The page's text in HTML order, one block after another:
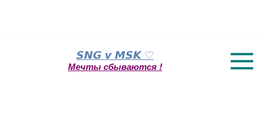
𝙎𝙉𝙂 𝙫 𝙈𝙎𝙆 ♡
Мечты сбываются !